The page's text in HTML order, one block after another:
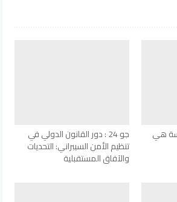
هي جو 24 : دور القانون الدولي في
تنظيم الأمن السيبراني: التحديات
والآفاق المستقبلية